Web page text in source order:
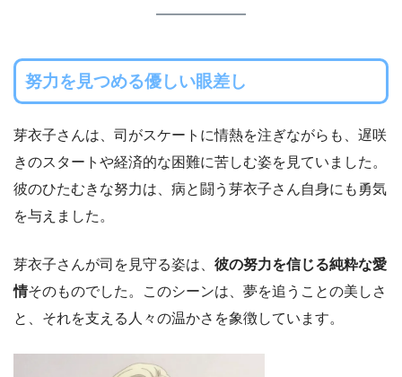
努力を見つめる優しい眼差し
芽衣子さんは、司がスケートに情熱を注ぎながらも、遅咲
きのスタートや経済的な困難に苦しむ姿を見ていました。
彼のひたむきな努力は、病と闘う芽衣子さん自身にも勇気
を与えました。
芽衣子さんが司を見守る姿は、 彼の努力を信じる純粋な愛
情そのものでした。このシーンは、夢を追うことの美しさ
と、それを支える人々の温かさを象徴しています。